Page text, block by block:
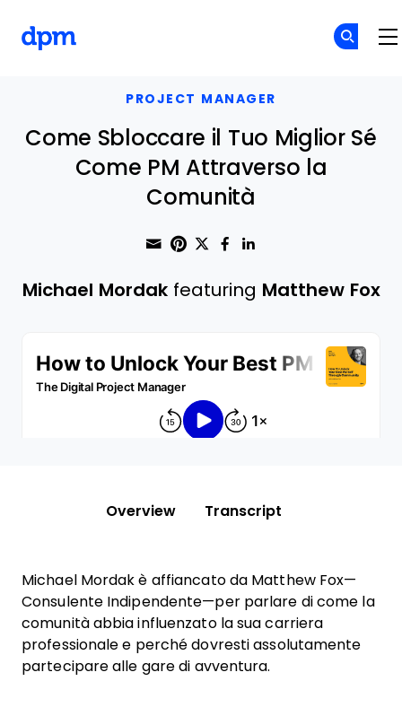
PROJECT MANAGER
Come Sbloccare il Tuo Miglior Sé
Come PM Attraverso la
Comunità
Share through Email
Print this page
Share on Pinterest
Share on Twitter
Share on
Michael Mordakfeaturing Matthew Fox
Overview Transcript
Michael Mordak è affiancato da Matthew Fox—
Consulente Indipendente—per parlare di come la
comunità abbia influenzato la sua carriera
professionale e perché dovresti assolutamente
partecipare alle gare di avventura.